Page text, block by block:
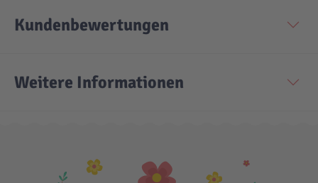
Kundenbewertungen
Weitere Informationen